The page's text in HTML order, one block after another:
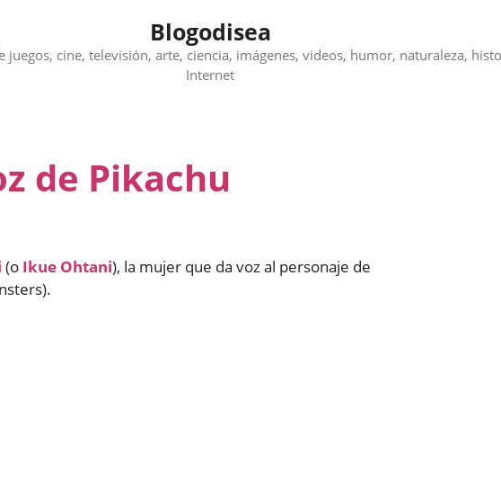
Blogodisea
juegos, cine, televisión, arte, ciencia, imágenes, videos, humor, naturaleza,
Internet
de Pikachu
(o Ikue Ohtani), la mujer que da voz al personaje de